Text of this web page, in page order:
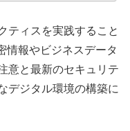
ティスを実践すること
情報やビジネスデータ
意と最新のセキュリテ
デジタル環境の構築に